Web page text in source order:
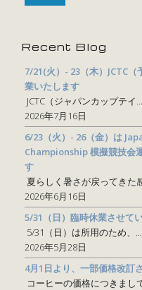
Recent Blog
7/21(火）- 23（木）JCTC
業いたします
JCTC（ジャパンカップテイ...
2026年7月16日
6/23（火）- 26（金）は
Championship 模擬競技会
す
夏らしく暑さが戻ってきた
2026年6月16日
5/31（日）臨時休業させて
5/31（日）は所用のため、...
2026年5月28日
4月1日より、一部価格改訂
コーヒーの価格につきまし